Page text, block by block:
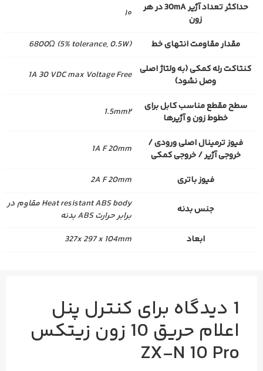
حداکثر تعداد آژیر 30mA در هر
زون
۱۰
مقدار مقاومت انتهای خط
6800Ω (5% tolerance, 0.5W)
کنتاکت رله کمکی (به ولتاژ اصلی
وصل نشود)
1A 30 VDC max Voltage Free
سطح مقطع مناسب کابل برای
خطوط زون و آژیرها
1.5mm۲
فیوز ترمینال اصلی ورودی /
خروجی آژیر / خروجی کمکی
1A F 20mm
فیوز باتری 2A F 20mm
جنس بدنه
Heat resistant ABS body مقاوم در
برابر حرارت ABS بدنه
ابعاد
327x 297 x 104mm
1 دیدگاه برای کنترل پنل
اعلام حریق 10 زون زیتکس
ZX-N 10 Pro